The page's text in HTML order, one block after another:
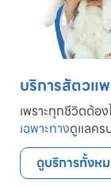
บริการสัตวแ
เพราะทุกชีวิตต้อง
เฉพาะทางดูแลคร
ดูบริการทั้งห